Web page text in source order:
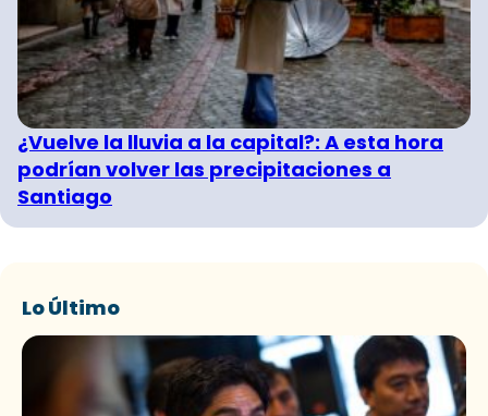
¿Vuelve la lluvia a la capital?: A esta hora
podrían volver las precipitaciones a
Santiago
Lo Último